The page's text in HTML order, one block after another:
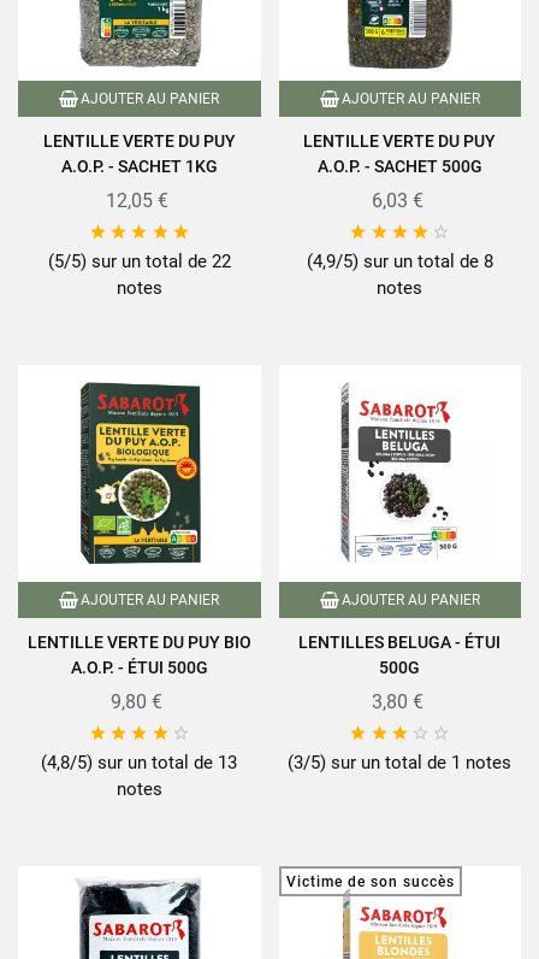
AJOUTER AU PANIER
LENTILLE VERTE DU PUY
A.O.P. - SACHET 1KG
12,05 €
    
(5/5) sur un total de 22
notes
AJOUTER AU PANIER
LENTILLE VERTE DU PUY
A.O.P. - SACHET 500G
6,03 €
    
(4,9/5) sur un total de 8
notes
AJOUTER AU PANIER
LENTILLE VERTE DU PUY BIO
A.O.P. - ÉTUI 500G
9,80 €
    
(4,8/5) sur un total de 13
notes
AJOUTER AU PANIER
LENTILLES BELUGA - ÉTUI
500G
3,80 €
    
(3/5) sur un total de 1 notes
Victime de son succès